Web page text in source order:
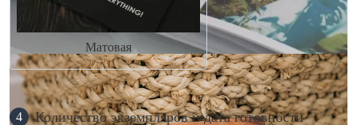
Матовая
4 Количество экземпляров и дата готовности